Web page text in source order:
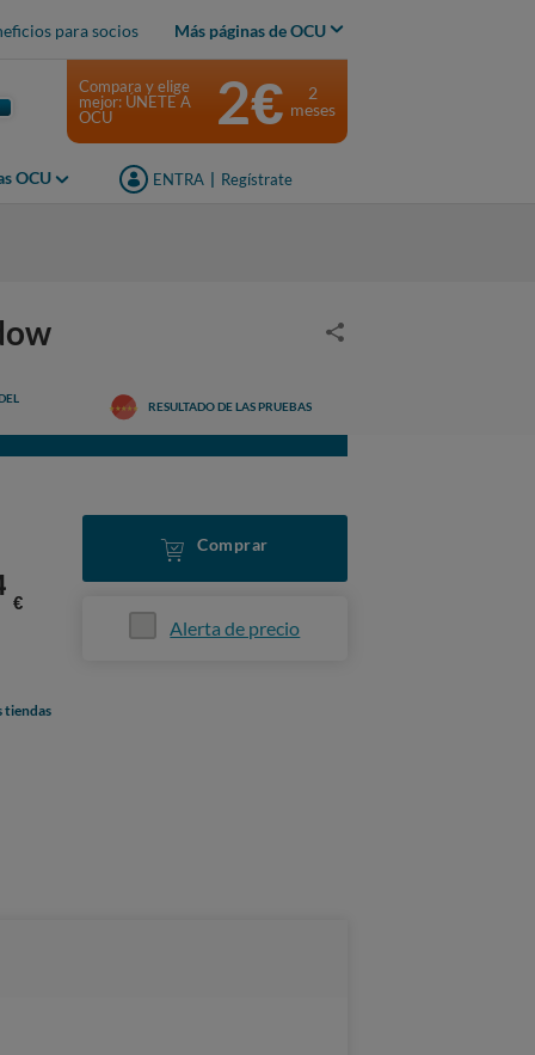
para socios Más páginas de OCU
OCU ENTRA Regístrate
Compara y elige
mejor: ÚNETE A
OCU
2€
2
meses
RESULTADO DE LAS PRUEBAS
€
Comprar
Alerta de precio
tiendas